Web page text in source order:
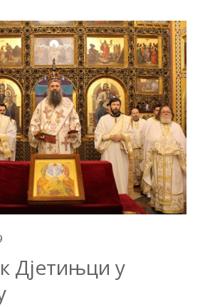
Дјетињци у